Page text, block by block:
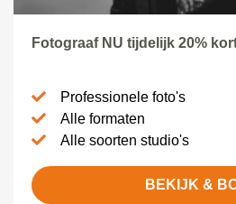
Fotograaf NU tijdelijk 20%
Professionele foto's
Alle formaten
Alle soorten studio's
BEKIJK &